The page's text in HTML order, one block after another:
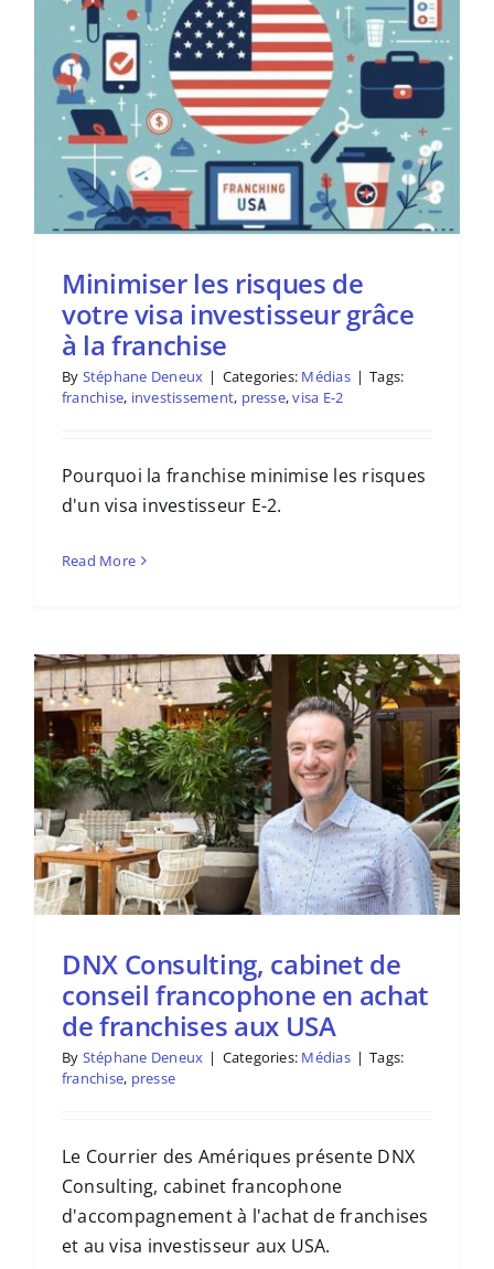
Minimiser les risques de
votre visa investisseur grâce
à la franchise
By Stéphane Deneux | Categories: Médias | Tags:
franchise, investissement, presse,visa E-2
Pourquoi la franchise minimise les risques
d'un visa investisseur E-2.
Read More
DNX Consulting, cabinet de
conseil francophone en achat
de franchises aux USA
By Stéphane Deneux | Categories: Médias | Tags:
franchise, presse
Le Courrier des Amériques présente DNX
Consulting, cabinet francophone
d'accompagnement à l'achat de franchises
et au visa investisseur aux USA.